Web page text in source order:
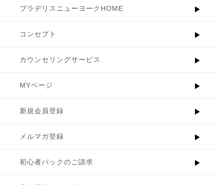
ブラデリスニューヨークHOME
コンセプト
カウンセリングサービス
MYページ
新規会員登録
メルマガ登録
初心者パックのご請求